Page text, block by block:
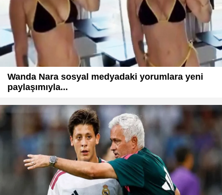
Wanda Nara sosyal medyadaki yorumlara yeni
paylaşımıyla...